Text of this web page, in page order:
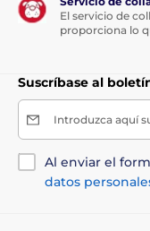
Para gatos
El servicio de
proporciona lo
Suscríbase al
Introduzca aquí
Al enviar el
datos